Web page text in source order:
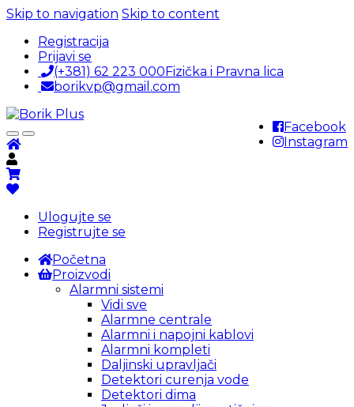
Skip to navigation Skip to content
Registracija
Prijavi se
(+381) 62 223 000Fizička i Pravna lica
borikvp@gmail.com
Facebook
Instagram
Ulogujte se
Registrujte se
Početna
Proizvodi
Alarmni sistemi
Vidi sve
Alarmne centrale
Alarmni i napojni kablovi
Alarmni kompleti
Daljinski upravljači
Detektori curenja vode
Detektori dima